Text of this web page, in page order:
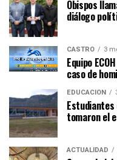
Obispos
diálogo
CASTRO 3
Equipo
caso de
EDUCACIÓN
Estudiantes
tomaron el
ACTUALIDAD